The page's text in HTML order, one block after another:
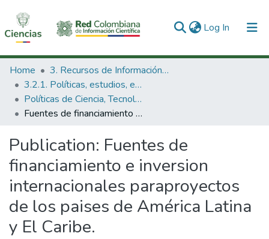
Log In (current)
Communities & Collections
All of DSpace
Statistics
Home
3. Recursos de Información Científica y Tecnológica
3.2.1. Políticas, estudios, evaluaciones e indicadores de CTeI
Políticas de Ciencia, Tecnología e Innovación
Fuentes de financiamiento e inversion internacionales paraproyectos de los paises de América Latina y El Caribe.
Publication: Fuentes de
financiamiento e inversion
internacionales paraproyectos
de los paises de América Latina
y El Caribe.